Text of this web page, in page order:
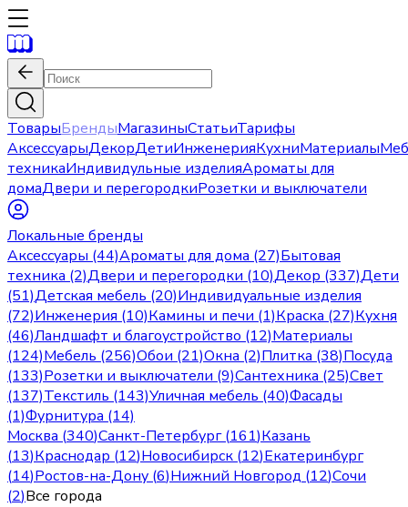
ТоварыБрендыМагазиныСтатьиТарифы
АксессуарыДекорДетиИнженерияКухниМатериалы
техникаИндивидульные изделияАроматы для
домаДвери и перегородкиРозетки и выключатели
Локальные бренды
Аксессуары (44)Ароматы для дома (27)Бытовая
техника (2)Двери и перегородки (10)Декор (337)Дети
(51)Детская мебель (20)Индивидуальные изделия
(72)Инженерия (10)Камины и печи (1)Краска (27)Кухня
(46)Ландшафт и благоустройство (12)Материалы
(124)Мебель (256)Обои (21)Окна (2)Плитка (38)Посуда
(133)Розетки и выключатели (9)Сантехника (25)Свет
(137)Текстиль (143)Уличная мебель (40)Фасады
(1)Фурнитура (14)
Москва (340)Санкт-Петербург(161)Казань
(13)Краснодар (12)Новосибирск (12)Екатеринбург
(14)Ростов-на-Дону (6)Нижний Новгород (12)Сочи
(2)Все города